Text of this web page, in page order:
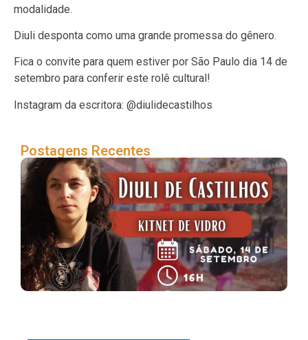
modalidade.
Diuli desponta como uma grande promessa do gênero.
Fica o convite para quem estiver por São Paulo dia 14 de
setembro para conferir este rolê cultural!
Instagram da escritora: @diulidecastilhos
Postagens Recentes